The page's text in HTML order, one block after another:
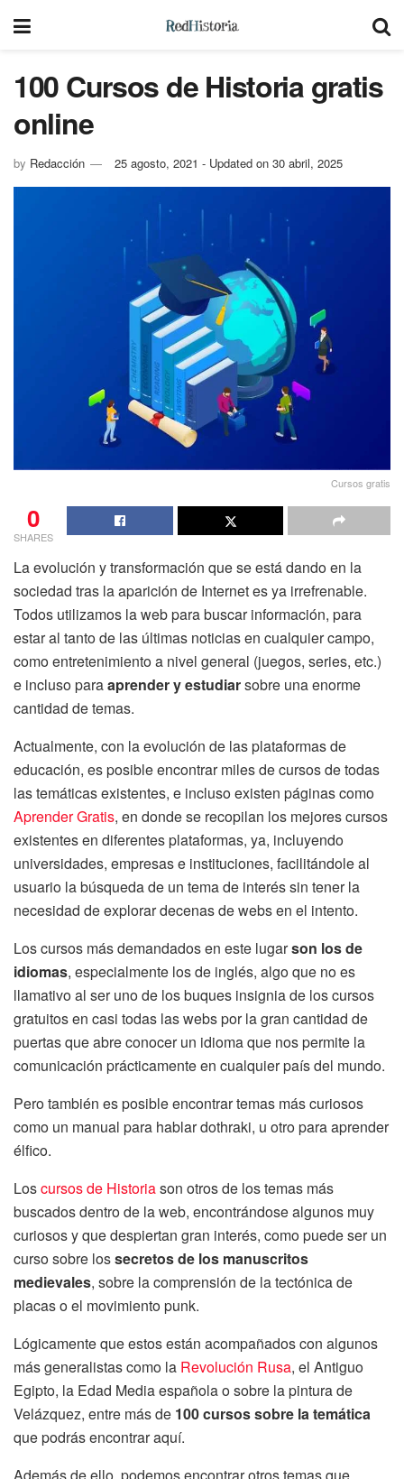
100 Cursos de Historia gratis
online
by Redacción 25 agosto, 2021 - Updated on 30 abril, 2025
Cursos gratis
0
SHARES
La evolución y transformación que se está dando en la
sociedad tras la aparición de Internet es ya irrefrenable.
Todos utilizamos la web para buscar información, para
estar al tanto de las últimas noticias en cualquier campo,
como entretenimiento a nivel general (juegos, series, etc.)
e incluso paraaprender y estudiarsobre una enorme
cantidad de temas.
Actualmente, con la evolución de las plataformas de
educación, es posible encontrar miles de cursos de todas
las temáticas existentes, e incluso existen páginas como
Aprender Gratis, en donde se recopilan los mejores cursos
existentes en diferentes plataformas, ya, incluyendo
universidades, empresas e instituciones, facilitándole al
usuario la búsqueda de un tema de interés sin tener la
necesidad de explorar decenas de webs en el intento.
Los cursos más demandados en este lugarson los de
idiomas, especialmente los de inglés, algo que no es
llamativo al ser uno de los buques insignia de los cursos
gratuitos en casi todas las webs por la gran cantidad de
puertas que abre conocer un idioma que nos permite la
comunicación prácticamente en cualquier país del mundo.
Pero también es posible encontrar temas más curiosos
como un manual para hablar dothraki, u otro para aprender
élfico.
Loscursos de Historiason otros de los temas más
buscados dentro de la web, encontrándose algunos muy
curiosos y que despiertan gran interés, como puede ser un
curso sobre lossecretos de los manuscritos
medievales, sobre la comprensión de la tectónica de
placas o el movimiento punk.
Lógicamente que estos están acompañados con algunos
más generalistas como la Revolución Rusa, el Antiguo
Egipto, la Edad Media española o sobre la pintura de
Velázquez, entre más de 100 cursos sobre la temática
que podrás encontrar aquí.